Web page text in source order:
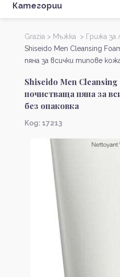
Категории
Grazia > Мъжка > Грижа за
Shiseido Men Cleansing
пяна за всички типове
Shiseido Men
почистваща пяна за
без опаковка
Kод: 17213